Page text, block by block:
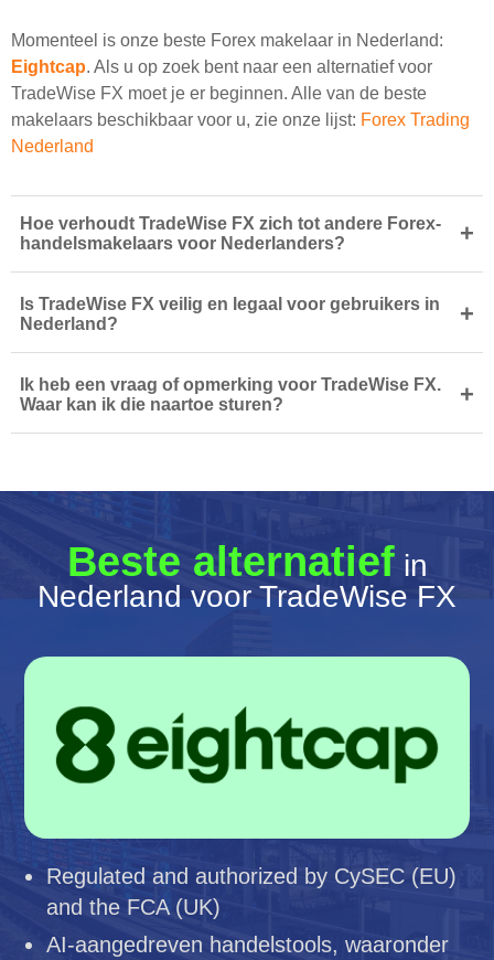
Momenteel is onze beste Forex makelaar in Nederland:
Eightcap. Als u op zoek bent naar een alternatief voor
TradeWise FX moet je er beginnen. Alle van de beste
makelaars beschikbaar voor u, zie onze lijst: Forex Trading
Nederland
Hoe verhoudt TradeWise FX zich tot andere Forex-
handelsmakelaars voor Nederlanders?
+
Is TradeWise FX veilig en legaal voor gebruikers in
Nederland?
+
Ik heb een vraag of opmerking voor TradeWise FX.
Waar kan ik die naartoe sturen?
+
Beste alternatiefin
Nederland voor TradeWise FX
Regulated and authorized by CySEC (EU)
and the FCA (UK)
AI-aangedreven handelstools, waaronder